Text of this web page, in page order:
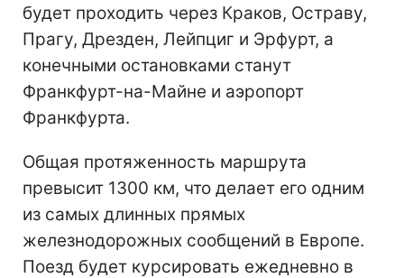
будет проходить через Краков, Остраву,
Прагу, Дрезден, Лейпциг и Эрфурт, а
конечными остановками станут
Франкфурт-на-Майне и аэропорт
Франкфурта.
Общая протяженность маршрута
превысит 1300 км, что делает его одним
из самых длинных прямых
железнодорожных сообщений в Европе.
Поезд будет курсировать ежедневно в